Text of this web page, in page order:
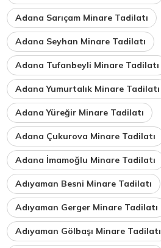
Adana Sarıçam Minare Tadilatı
Adana Seyhan Minare Tadilatı
Adana Tufanbeyli Minare Tadilatı
Adana Yumurtalık Minare Tadilatı
Adana Yüreğir Minare Tadilatı
Adana Çukurova Minare Tadilatı
Adana İmamoğlu Minare Tadilatı
Adıyaman Besni Minare Tadilatı
Adıyaman Gerger Minare Tadilatı
Adıyaman Gölbaşı Minare Tadilatı